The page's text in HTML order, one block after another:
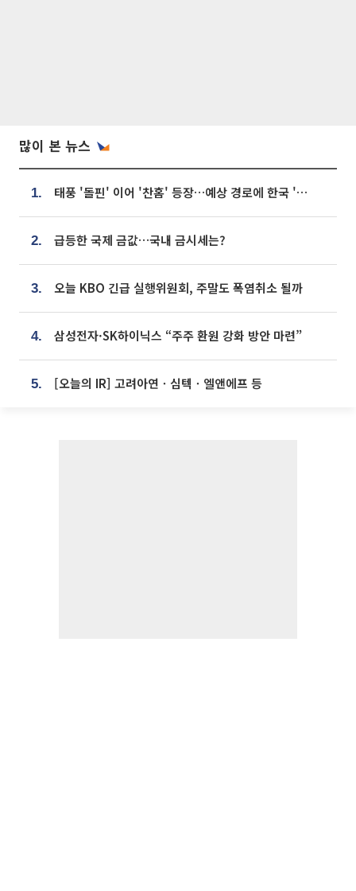
많이 본 뉴스
1. 태풍 '돌핀' 이어 '찬홈' 등장…예상 경로에 한국 '한숨'
2. 급등한 국제 금값…국내 금시세는?
3. 오늘 KBO 긴급 실행위원회, 주말도 폭염취소 될까
4. 삼성전자·SK하이닉스 “주주 환원 강화 방안 마련”
5. [오늘의 IR] 고려아연ㆍ심텍ㆍ엘앤에프 등